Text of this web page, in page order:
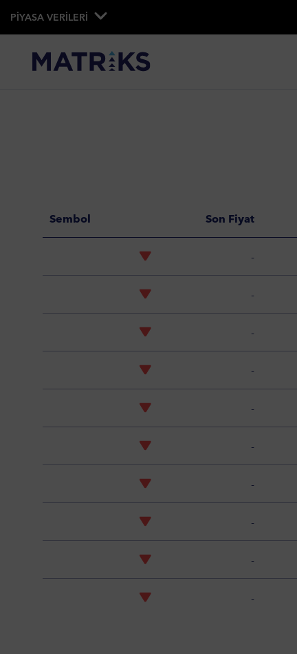
PİYASA VERİLERİ
Sembol Son Fiyat
-
-
-
-
-
-
-
-
-
-